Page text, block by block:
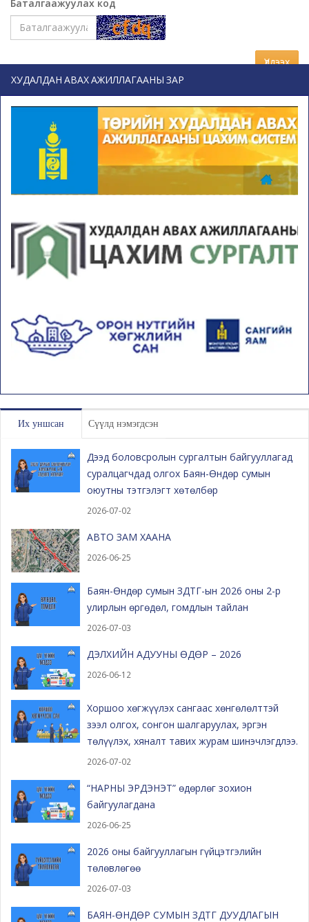
Баталгаажуулах код
Үлдээх
ХУДАЛДАН АВАХ АЖИЛЛАГААНЫ ЗАР
Их уншсан Сүүлд нэмэгдсэн
Дээд боловсролын сургалтын байгууллагад
суралцагчдад олгох Баян-Өндөр сумын
оюутны тэтгэлэгт хөтөлбөр
2026-07-02
АВТО ЗАМ ХААНА
2026-06-25
Баян-Өндөр сумын ЗДТГ-ын 2026 оны 2-р
улирлын өргөдөл, гомдлын тайлан
2026-07-03
ДЭЛХИЙН АДУУНЫ ӨДӨР – 2026
2026-06-12
Хоршоо хөгжүүлэх сангаас хөнгөлөлттэй
зээл олгох, сонгон шалгаруулах, эргэн
төлүүлэх, хяналт тавих журам шинэчлэгдлээ.
2026-07-02
“НАРНЫ ЭРДЭНЭТ” өдөрлөг зохион
байгуулагдана
2026-06-25
2026 оны байгууллагын гүйцэтгэлийн
төлөвлөгөө
2026-07-03
БАЯН-ӨНДӨР СУМЫН ЗДТГ ДУУДЛАГЫН